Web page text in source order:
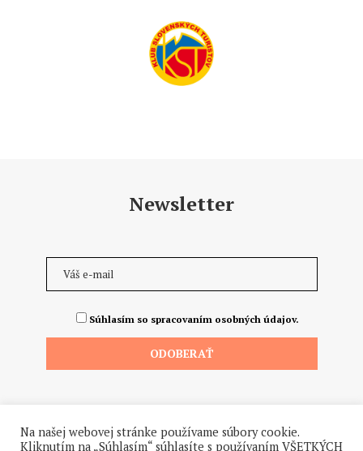
Newsletter
Súhlasím so spracovaním osobných údajov.
Na našej webovej stránke používame súbory cookie.
Kliknutím na „Súhlasím“ súhlasíte s používaním VŠETKÝCH